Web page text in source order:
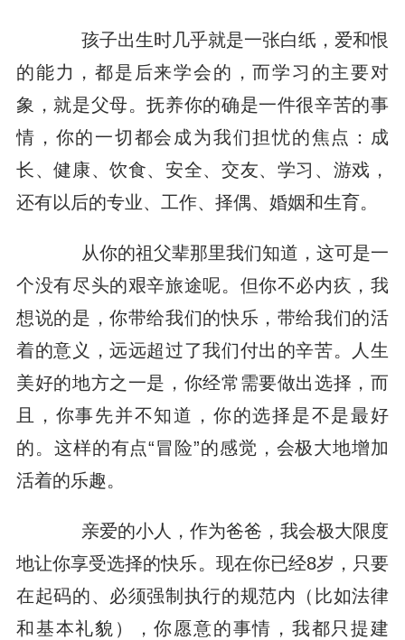
孩子出生时几乎就是一张白纸，爱和恨
的能力，都是后来学会的，而学习的主要对
象，就是父母。抚养你的确是一件很辛苦的事
情，你的一切都会成为我们担忧的焦点：成
长、健康、饮食、安全、交友、学习、游戏，
还有以后的专业、工作、择偶、婚姻和生育。
从你的祖父辈那里我们知道，这可是一
个没有尽头的艰辛旅途呢。但你不必内疚，我
想说的是，你带给我们的快乐，带给我们的活
着的意义，远远超过了我们付出的辛苦。人生
美好的地方之一是，你经常需要做出选择，而
且，你事先并不知道，你的选择是不是最好
的。这样的有点“冒险”的感觉，会极大地增加
活着的乐趣。
亲爱的小人，作为爸爸，我会极大限度
地让你享受选择的快乐。现在你已经8岁，只要
在起码的、必须强制执行的规范内（比如法律
和基本礼貌），你愿意的事情，我都只提建